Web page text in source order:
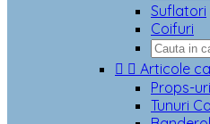
Suflatori
Coifuri
  Articole
Props-
Tunuri